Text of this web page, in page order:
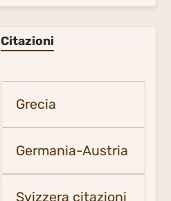
Citazioni
Grecia
Germania-Austria
Svizzera citazioni